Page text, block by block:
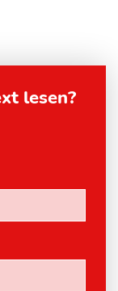
lesen?